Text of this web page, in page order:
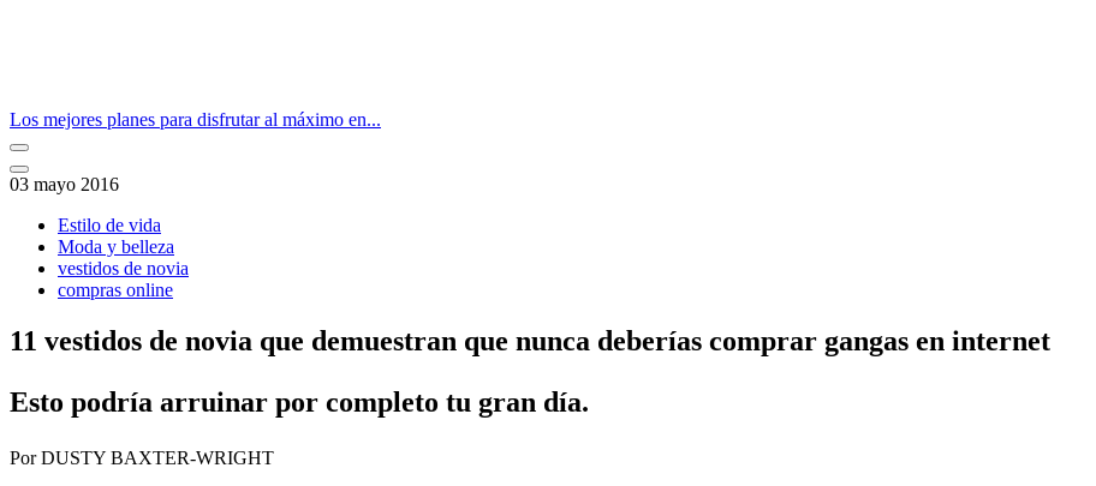
Los mejores planes para disfrutar al máximo en...
03 mayo 2016
Estilo de vida
Moda y belleza
vestidos de novia
compras online
11 vestidos de novia que demuestran que nunca deberías comprar gangas en internet
Esto podría arruinar por completo tu gran día.
PorDUSTY BAXTER-WRIGHT